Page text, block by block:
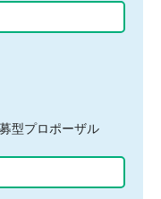
型プロポーザル